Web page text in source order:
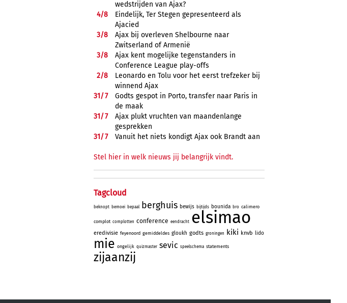
wedstrijden van Ajax?
4/8
Eindelijk, Ter Stegen gepresenteerd als
Ajacied
3/8
Ajax bij overleven Shelbourne naar
Zwitserland of Armenië
3/8
Ajax kent mogelijke tegenstanders in
Conference League play-offs
2/8
Leonardo en Tolu voor het eerst trefzeker bij
winnend Ajax
31/7
Godts gespot in Porto, transfer naar Paris in
de maak
31/7
Ajax plukt vruchten van maandenlange
gesprekken
31/7 Vanuit het niets kondigt Ajax ook Brandt aan
Stel hier in welk nieuws jij belangrijk vindt.
Tagcloud
beknopt bemoei bepaal berghuis bewijs bijtijds bounida bro calimero
complot complotten conference eendracht elsimao
eredivisie feyenoord gemiddeldes gloukh godts groningen kiki knvb lido
mie ongelijk quizmaster sevic speelschema statements
zijaanzij